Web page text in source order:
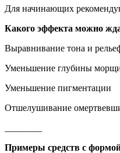
Для начинающих
Какого эффекта можно
Выравнивание тона и
Уменьшение глубины
Уменьшение пигментации
Отшелушивание
Примеры средств с